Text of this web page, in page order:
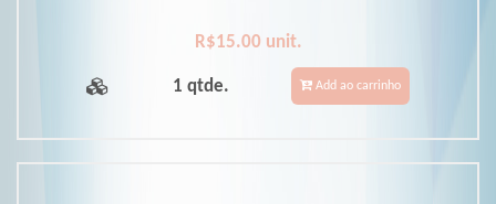
R$15.00 unit.
1 qtde. Add ao carrinho